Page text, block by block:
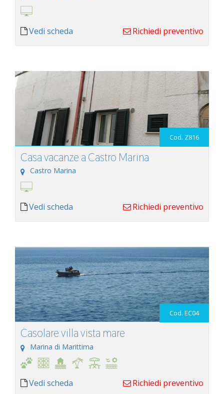
Vedi scheda Richiedi preventivo
Cod. Z816
Casa vacanze a Castro Marina
Castro Marina
Vedi scheda Richiedi preventivo
Cod. EC04
Casolare villa vista mare
Marina di Marittima
Vedi scheda Richiedi preventivo